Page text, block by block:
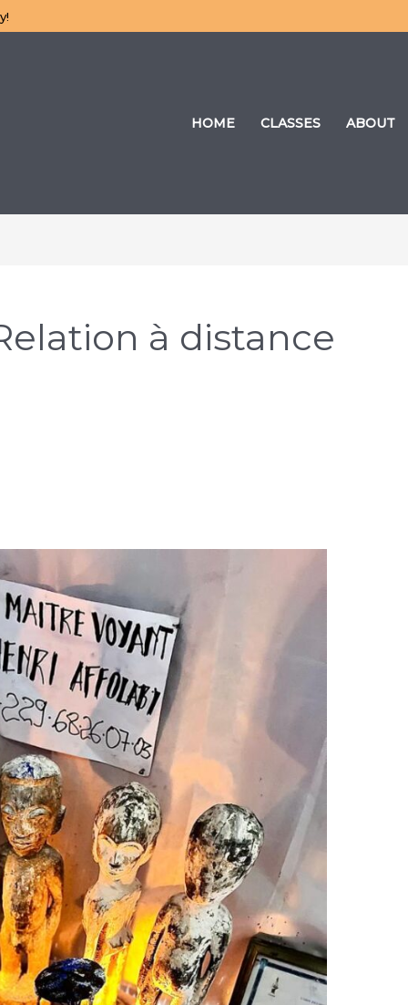
HOME CLASSES ABOUT
à distance